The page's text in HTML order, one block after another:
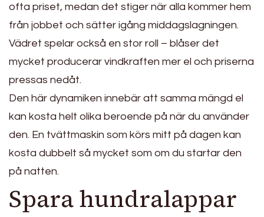
ofta priset, medan det stiger när alla kommer hem
från jobbet och sätter igång middagslagningen.
Vädret spelar också en stor roll – blåser det
mycket producerar vindkraften mer el och priserna
pressas nedåt.
Den här dynamiken innebär att samma mängd el
kan kosta helt olika beroende på när du använder
den. En tvättmaskin som körs mitt på dagen kan
kosta dubbelt så mycket som om du startar den
på natten.
Spara hundralappar